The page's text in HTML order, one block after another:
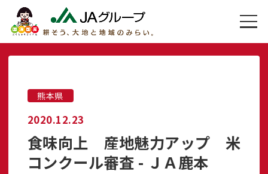
熊本県
2020.12.23
食味向上 産地魅力アップ 米
コンクール審査 - ＪＡ鹿本